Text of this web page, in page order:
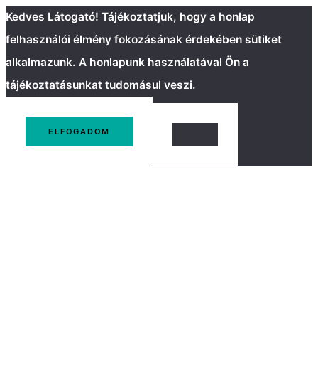
Kedves Látogató! Tájékoztatjuk, hogy a honlap
felhasználói élmény fokozásának érdekében sütiket
alkalmazunk. A honlapunk használatával Ön a
tájékoztatásunkat tudomásul veszi.
ELFOGADOM